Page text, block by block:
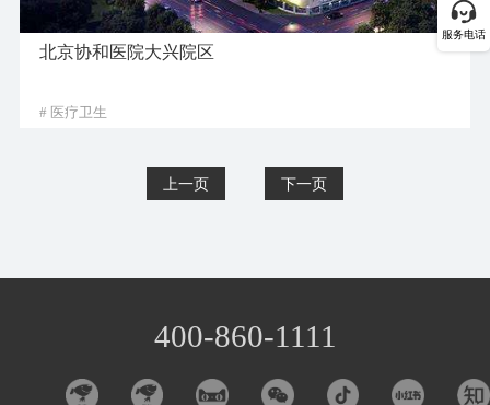
北京协和医院大兴院区
# 医疗卫生
400-860-1111
服务电话